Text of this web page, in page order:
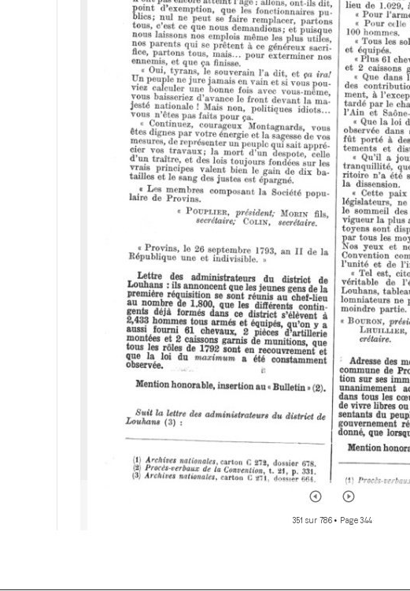
351 sur 786• Page 344